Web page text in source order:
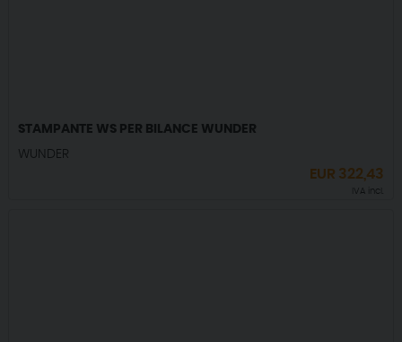
STAMPANTE WS PER BILANCE WUNDER
WUNDER
EUR 322,43
IVA incl.